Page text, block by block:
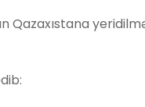
Qazaxıstana